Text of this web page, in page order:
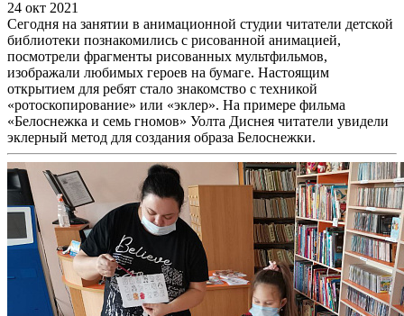
24 окт 2021
Сегодня на занятии в анимационной студии читатели детской
библиотеки познакомились с рисованной анимацией,
посмотрели фрагменты рисованных мультфильмов,
изображали любимых героев на бумаге. Настоящим
открытием для ребят стало знакомство с техникой
«ротоскопирование» или «эклер». На примере фильма
«Белоснежка и семь гномов» Уолта Диснея читатели увидели
эклерный метод для создания образа Белоснежки.